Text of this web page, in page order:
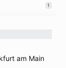
1
am Main